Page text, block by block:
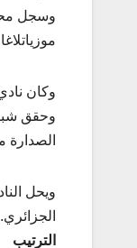
موزياتلاغا (27) وباسينسيا (39)
وكان نادي
الصدارة متقدما على
ويحل
الجزائري.
الترتيب